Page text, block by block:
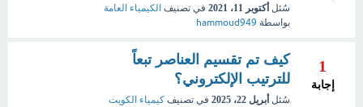
سُئل أكتوبر 11، 2021 في تصنيف الكيمياء العامة
بواسطة hammoud949
1
إجابة
كيف تم تقسيم العناصر تبعاً
للترتيب الإلكتروني؟
سُئل أبريل 22، 2025 في تصنيف كيمياء الكويت